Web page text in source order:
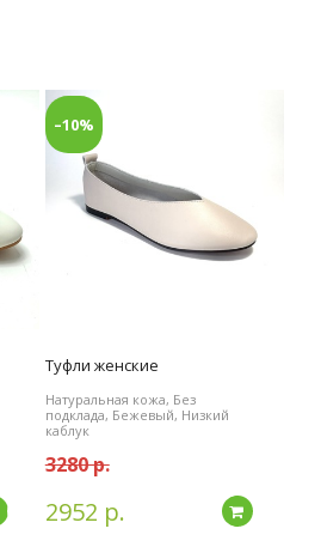
Подробнее
–10%
Туфли женские
Натуральная кожа, Без
подклада, Бежевый, Низкий
каблук
3280 р.
2952 р.